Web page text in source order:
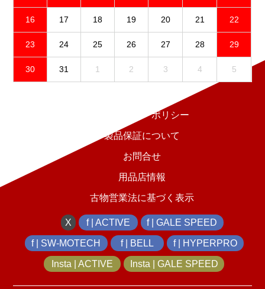
16 17 18 19 20 21 22
23 24 25 26 27 28 29
30 31 1 2 3 4 5
プライバシーポリシー
製品保証について
お問合せ
用品店情報
古物営業法に基づく表示
X f | ACTIVE f | GALE SPEED
f | SW-MOTECH f | BELL f | HYPERPRO
Insta | ACTIVE Insta | GALE SPEED